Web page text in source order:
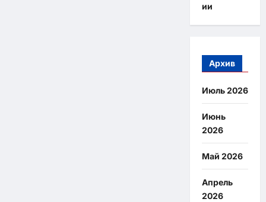
ии
Архив
Июль 2026
Июнь
2026
Май 2026
Апрель
2026